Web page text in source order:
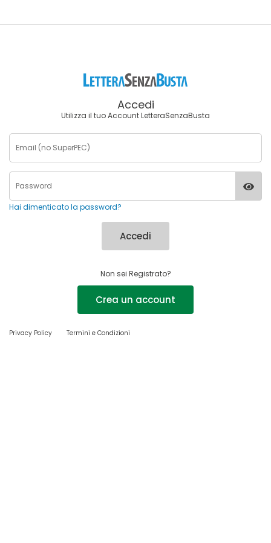
Accedi
Utilizza il tuo Account LetteraSenzaBusta
Hai dimenticato la password?
Accedi
Non sei Registrato?
Crea un account
Privacy Policy Termini e Condizioni